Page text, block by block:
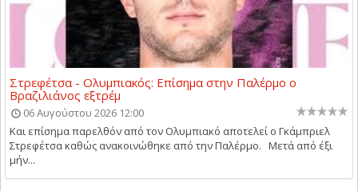
Στρεφέτσα - Ολυμπιακός: Επίσημα στην Παλέρμο ο
Βραζιλιάνος εξτρέμ
06 Αυγούστου 2026 12:00
Και επίσημα παρελθόν από τον Ολυμπιακό αποτελεί ο Γκάμπριελ
Στρεφέτσα καθώς ανακοινώθηκε από την Παλέρμο. Μετά από έξι
μήν...